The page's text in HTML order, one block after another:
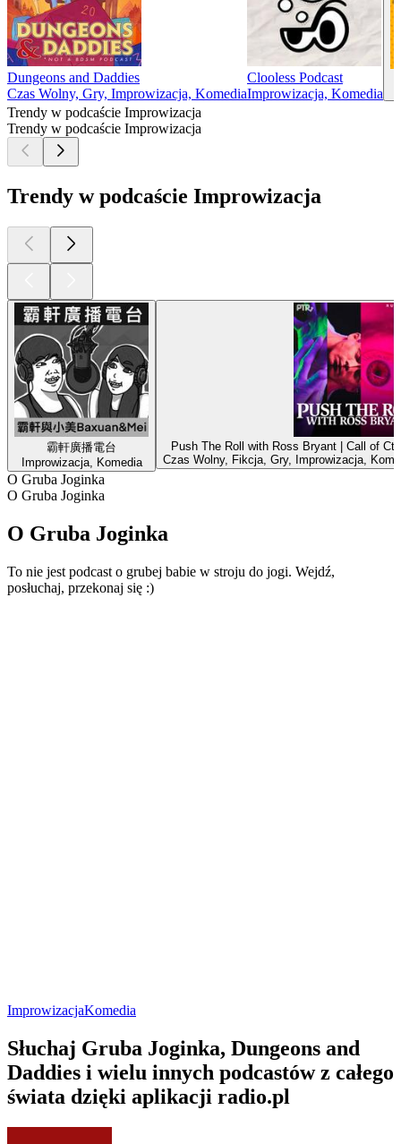
Dungeons and Daddies
Czas Wolny, Gry, Improwizacja, Komedia
Clooless Podcast
Improwizacja, Komedia
Trendy w podcaście Improwizacja
Trendy w podcaście Improwizacja
Trendy w podcaście Improwizacja
霸軒廣播電台
Improwizacja, Komedia
Push The Roll with Ross Bryant | Call of
Czas Wolny, Fikcja, Gry, Improwizacja,
O Gruba Joginka
O Gruba Joginka
O Gruba Joginka
To nie jest podcast o grubej babie w stroju do jogi. Wejdź,
posłuchaj, przekonaj się :)
ImprowizacjaKomedia
Słuchaj Gruba Joginka, Dungeons and
Daddies i wielu innych podcastów z całego
świata dzięki aplikacji radio.pl